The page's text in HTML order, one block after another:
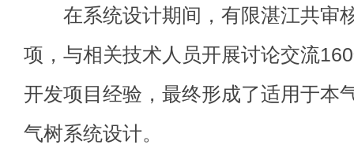
在系统设计期间，有限湛江共审
项，与相关技术人员开展讨论交流
开发项目经验，最终形成了适用于本
气树系统设计。